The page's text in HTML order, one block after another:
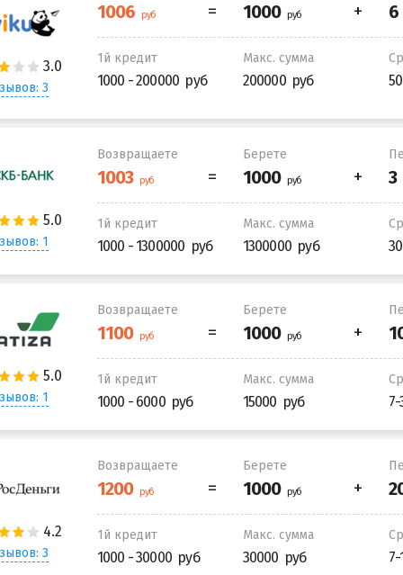
3
1й кредит
1000 - 200000
Макс. сумма
200000
1
Возвращаете Берете
1й кредит
1000 - 1300000
Макс. сумма
1300000
1
Возвращаете Берете
1й кредит
1000 - 6000
Макс. сумма
15000
3
Возвращаете Берете
1й кредит
1000 - 30000
Макс. сумма
30000